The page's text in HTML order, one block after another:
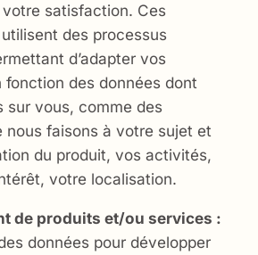
satisfaction. Ces
des processus
d’adapter vos
fonction des données dont
sur vous, comme des
nous faisons à votre sujet et
du produit, vos activités,
votre localisation.
de produits et/ou services :
données pour développer